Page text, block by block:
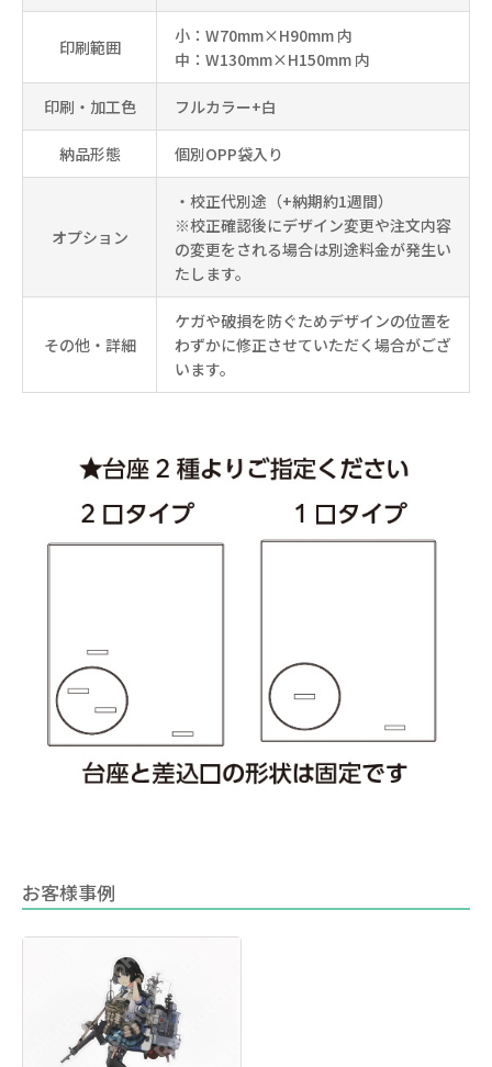
印刷範囲
小：W70mm×H90mm 内
中：W130mm×H150mm 内
印刷・加工色 フルカラー+白
納品形態 個別OPP袋入り
オプション
・校正代別途（+納期約1週間）
※校正確認後にデザイン変更や注文内容
の変更をされる場合は別途料金が発生い
たします。
その他・詳細
ケガや破損を防ぐためデザインの位置を
わずかに修正させていただく場合がござ
います。
お客様事例